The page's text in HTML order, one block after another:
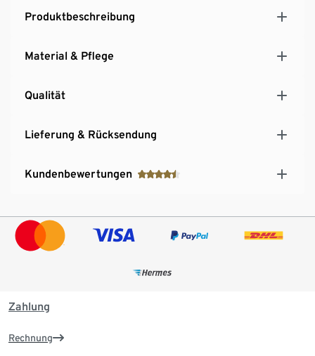
Produktbeschreibung
Material & Pflege
Qualität
Lieferung & Rücksendung
Kundenbewertungen
Zahlung
Rechnung